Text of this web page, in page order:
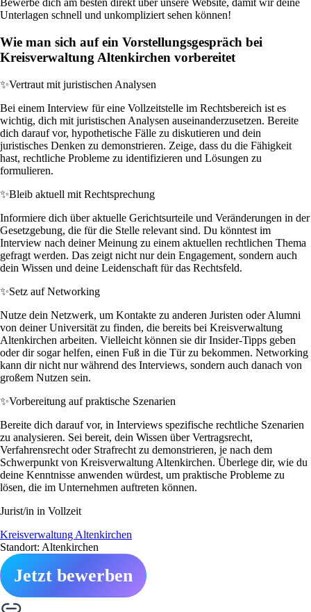
Bewerbe dich am besten direkt über unsere Website, damit wir deine
Unterlagen schnell und unkompliziert sehen können!
Wie man sich auf ein Vorstellungsgespräch bei
Kreisverwaltung Altenkirchen vorbereitet
✨Vertraut mit juristischen Analysen
Bei einem Interview für eine Vollzeitstelle im Rechtsbereich ist es
wichtig, dich mit juristischen Analysen auseinanderzusetzen. Bereite
dich darauf vor, hypothetische Fälle zu diskutieren und dein
juristisches Denken zu demonstrieren. Zeige, dass du die Fähigkeit
hast, rechtliche Probleme zu identifizieren und Lösungen zu
formulieren.
✨Bleib aktuell mit Rechtsprechung
Informiere dich über aktuelle Gerichtsurteile und Veränderungen in der
Gesetzgebung, die für die Stelle relevant sind. Du könntest im
Interview nach deiner Meinung zu einem aktuellen rechtlichen Thema
gefragt werden. Das zeigt nicht nur dein Engagement, sondern auch
dein Wissen und deine Leidenschaft für das Rechtsfeld.
✨Setz auf Networking
Nutze dein Netzwerk, um Kontakte zu anderen Juristen oder Alumni
von deiner Universität zu finden, die bereits bei Kreisverwaltung
Altenkirchen arbeiten. Vielleicht können sie dir Insider-Tipps geben
oder dir sogar helfen, einen Fuß in die Tür zu bekommen. Networking
kann dir nicht nur während des Interviews, sondern auch danach von
großem Nutzen sein.
✨Vorbereitung auf praktische Szenarien
Bereite dich darauf vor, in Interviews spezifische rechtliche Szenarien
zu analysieren. Sei bereit, dein Wissen über Vertragsrecht,
Verfahrensrecht oder Strafrecht zu demonstrieren, je nach dem
Schwerpunkt von Kreisverwaltung Altenkirchen. Überlege dir, wie du
deine Kenntnisse anwenden würdest, um praktische Probleme zu
lösen, die im Unternehmen auftreten können.
Jurist/in in Vollzeit
Kreisverwaltung Altenkirchen
Standort: Altenkirchen
Jetzt bewerben